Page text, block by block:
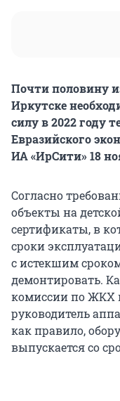
Почти половину
Иркутске
силу в 2022 году
Евразийского
ИА «ИрСити» 18
Согласно
объекты на
сертификаты, в
сроки
с истекшим
демонтировать.
комиссии по ЖКХ
руководитель
как правило,
выпускается со